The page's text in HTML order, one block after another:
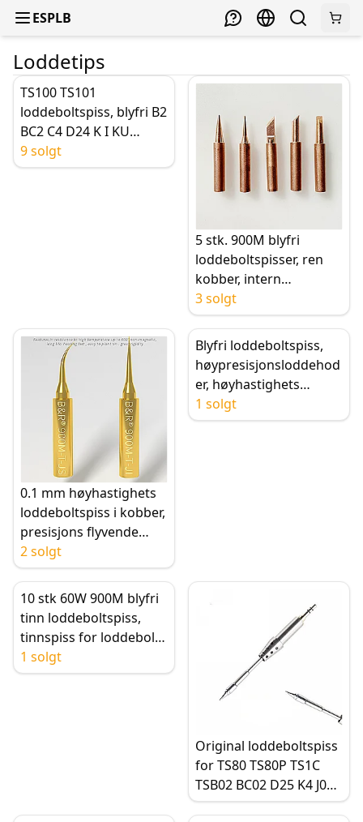
ESPLB
Loddetips
TS100 TS101
loddeboltspiss, blyfri B2
BC2 C4 D24 K I KU
erstatningsspiss
9 solgt
5 stk. 900M blyfri
loddeboltspisser, ren
kobber, intern
oppvarming,
loddehodesett for
loddestasjon, I, B, K, 3C,
2.4D
3 solgt
0.1 mm høyhastighets
loddeboltspiss i kobber,
presisjons flyvende
ledning,
høytemperaturbestandi
g, ikke-magnetisk
2 solgt
Blyfri loddeboltspiss,
høypresisjonsloddehod
er, høyhastighets
varmeoverføring, høy
temperaturbestandigh
1 solgt
10 stk 60W 900M blyfri
tinn loddeboltspiss,
tinnspiss for loddebolt,
for omarbeiding av
loddestasjonsverktøy
1 solgt
Original loddeboltspiss
for TS80 TS80P TS1C
TSB02 BC02 D25 K4 J02
trådløs loddestasjon